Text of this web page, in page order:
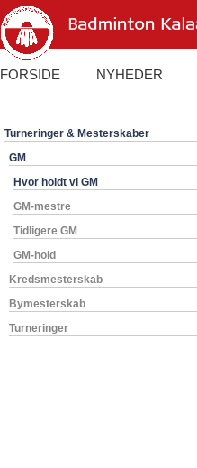
FORSIDE NYHEDER
Turneringer & Mesterskaber
GM
Hvor holdt vi GM
GM-mestre
Tidligere GM
GM-hold
Kredsmesterskab
Bymesterskab
Turneringer